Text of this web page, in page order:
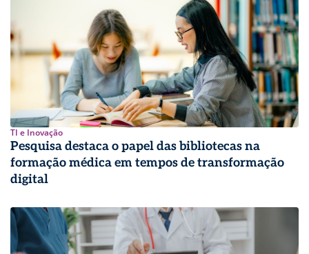
TI e Inovação
Pesquisa destaca o papel das bibliotecas na
formação médica em tempos de transformação
digital